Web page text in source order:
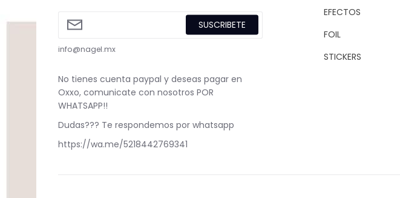
SUSCRIBETE
info@nagel.mx
No tienes cuenta paypal y deseas pagar en
Oxxo, comunicate con nosotros POR
WHATSAPP!!
Dudas??? Te respondemos por whatsapp
https://wa.me/5218442769341
EFECTOS
FOIL
STICKERS